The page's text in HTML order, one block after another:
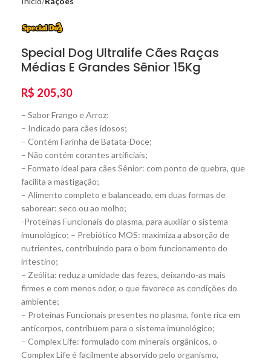
Special Dog Ultralife Cães Raças
Médias E Grandes Sênior 15Kg
R$ 205,30
– Sabor Frango e Arroz;
– Indicado para cães idosos;
– Contém Farinha de Batata-Doce;
– Não contém corantes artificiais;
– Formato ideal para cães Sênior: com ponto de quebra, que
facilita a mastigação;
– Alimento completo e balanceado, em duas formas de
saborear: seco ou ao molho;
-Proteínas Funcionais do plasma, para auxiliar o sistema
imunológico; – Prebiótico MOS: maximiza a absorção de
nutrientes, contribuindo para o bom funcionamento do
intestino;
– Zeólita: reduz a umidade das fezes, deixando-as mais
firmes e com menos odor, o que favorece as condições do
ambiente;
– Proteínas Funcionais presentes no plasma, fonte rica em
anticorpos, contribuem para o sistema imunológico;
– Complex Life: formulado com minerais orgânicos, o
Complex Life é facilmente absorvido pelo organismo,